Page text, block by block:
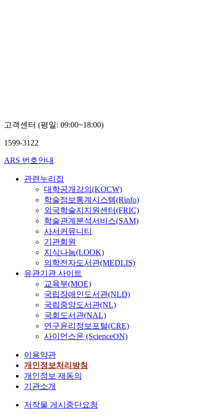
고객센터 (평일: 09:00~18:00)
1599-3122
ARS 번호안내
관련누리집
대학공개강의(KOCW)
학술정보통계시스템(Rinfo)
외국학술지지원센터(FRIC)
학술관계분석서비스(SAM)
사서커뮤니티
기관회원
지식나눔(LOOK)
의학전자도서관(MEDLIS)
유관기관 사이트
교육부(MOE)
국립장애인도서관(NLD)
국립중앙도서관(NL)
국회도서관(NAL)
연구윤리정보포털(CRE)
사이언스온 (ScienceON)
이용약관
개인정보처리방침
개인정보 재동의
기관소개
저작물 게시중단요청